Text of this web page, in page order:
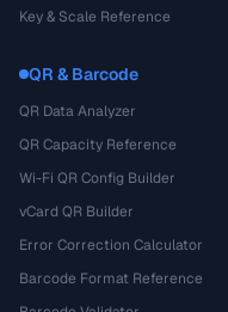
Key & Scale Reference
QR & Barcode
QR Data Analyzer
QR Capacity Reference
Wi-Fi QR Config Builder
vCard QR Builder
Error Correction Calculator
Barcode Format Reference